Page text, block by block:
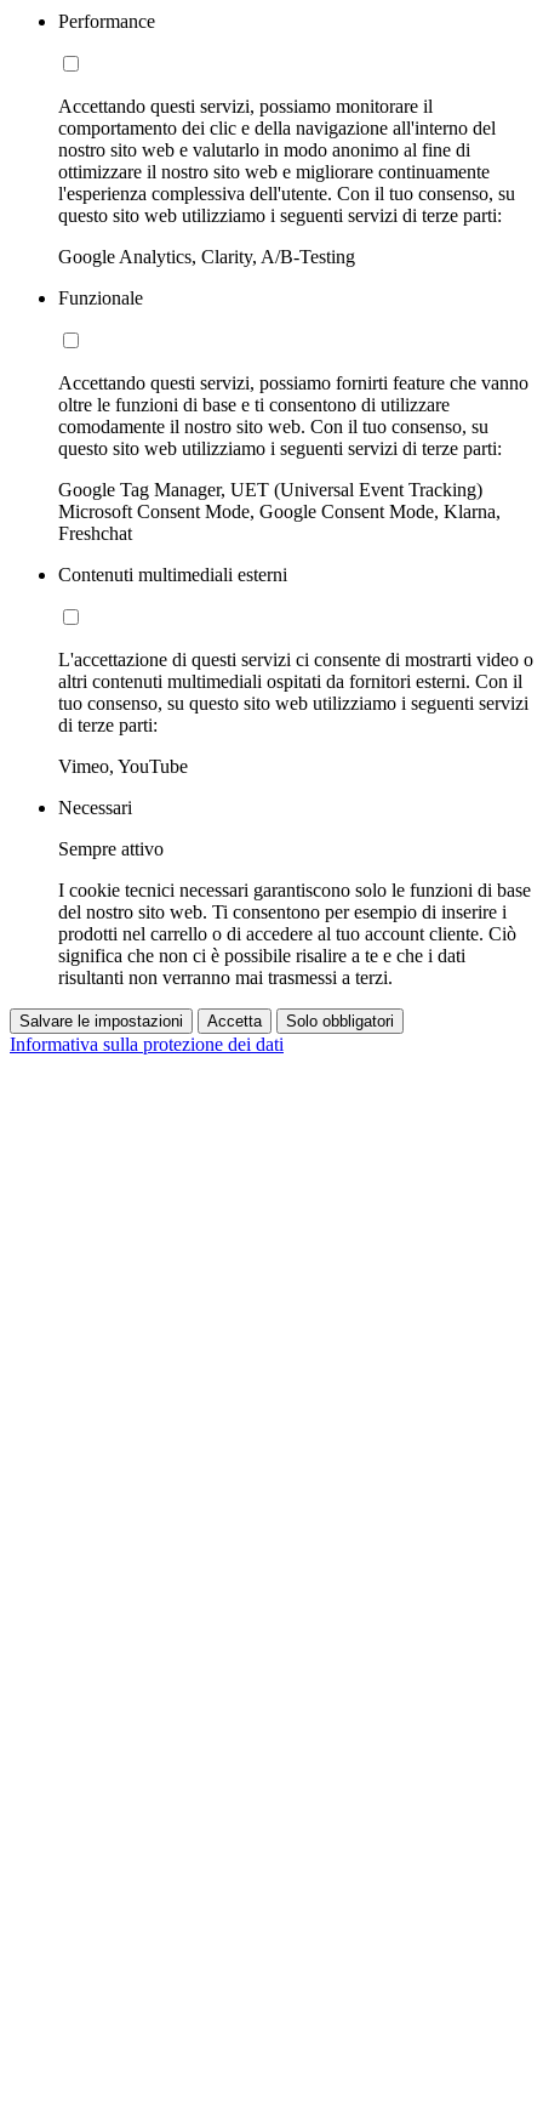
Performance
Accettando questi servizi, possiamo monitorare il
comportamento dei clic e della navigazione all'interno del
nostro sito web e valutarlo in modo anonimo al fine di
ottimizzare il nostro sito web e migliorare continuamente
l'esperienza complessiva dell'utente. Con il tuo consenso, su
questo sito web utilizziamo i seguenti servizi di terze parti:
Google Analytics, Clarity, A/B-Testing
Funzionale
Accettando questi servizi, possiamo fornirti feature che vanno
oltre le funzioni di base e ti consentono di utilizzare
comodamente il nostro sito web. Con il tuo consenso, su
questo sito web utilizziamo i seguenti servizi di terze parti:
Google Tag Manager, UET (Universal Event Tracking)
Microsoft Consent Mode, Google Consent Mode, Klarna,
Freshchat
Contenuti multimediali esterni
L'accettazione di questi servizi ci consente di mostrarti video o
altri contenuti multimediali ospitati da fornitori esterni. Con il
tuo consenso, su questo sito web utilizziamo i seguenti servizi
di terze parti:
Vimeo, YouTube
Necessari
Sempre attivo
I cookie tecnici necessari garantiscono solo le funzioni di base
del nostro sito web. Ti consentono per esempio di inserire i
prodotti nel carrello o di accedere al tuo account cliente. Ciò
significa che non ci è possibile risalire a te e che i dati
risultanti non verranno mai trasmessi a terzi.
Salvare le impostazioni Accetta Solo obbligatori
Informativa sulla protezione dei dati